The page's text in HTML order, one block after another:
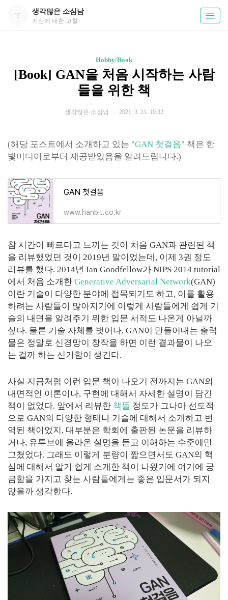
생각많은 소심남
자신에 대한 고찰
Hobby/Book
[Book] GAN을 처음 시작하는 사람
들을 위한 책
생각많은 소심남 2021. 3. 21. 19:32
(해당 포스트에서 소개하고 있는 "GAN 첫걸음" 책은 한
빛미디어로부터 제공받았음을 알려드립니다.)
GAN 첫걸음
www.hanbit.co.kr
참 시간이 빠르다고 느끼는 것이 처음 GAN과 관련된 책
을 리뷰했었던 것이 2019년 말이었는데, 이제 3권 정도
리뷰를 했다. 2014년 Ian Goodfellow가 NIPS 2014 tutorial
에서 처음 소개한 Generative Adversarial Network(GAN)
이란 기술이 다양한 분야에 접목되기도 하고, 이를 활용
하려는 사람들이 많아지기에 이렇게 사람들에게 쉽게 기
술의 내면을 알려주기 위한 입문 서적도 나온게 아닐까
싶다. 물론 기술 자체를 벗어나, GAN이 만들어내는 출력
물은 정말로 신경망이 창작을 하면 이런 결과물이 나오
는 걸까 하는 신기함이 생긴다.
사실 지금처럼 이런 입문 책이 나오기 전까지는 GAN의
내면적인 이론이나, 구현에 대해서 자세한 설명이 담긴
책이 없었다. 앞에서 리뷰한 책들 정도가 그나마 선도적
으로 GAN의 다양한 형태나 기술에 대해서 소개하고 번
역된 책이었지, 대부분은 학회에 출판된 논문을 리뷰하
거나, 유투브에 올라온 설명을 듣고 이해하는 수준에만
그쳤었다. 그래도 이렇게 분량이 짧으면서도 GAN의 핵
심에 대해서 알기 쉽게 소개한 책이 나왔기에 여기에 궁
금함을 가지고 찾는 사람들에게는 좋은 입문서가 되지
않을까 생각한다.